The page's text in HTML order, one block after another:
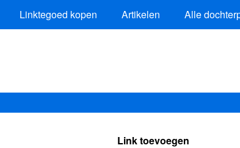
Linktegoed kopen Artikelen Alle
Link toevoegen